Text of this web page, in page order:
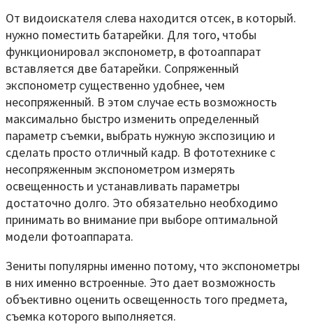
От видоискателя слева находится отсек, в который.
нужно поместить батарейки. Для того, чтобы
функционировал экспонометр, в фотоаппарат
вставляется две батарейки. Сопряженный
экспонометр существенно удобнее, чем
несопряженный. В этом случае есть возможность
максимально быстро изменить определенный
параметр съемки, выбрать нужную экспозицию и
сделать просто отличный кадр. В фототехнике с
несопряженным экспонометром измерять
освещенность и устанавливать параметры
достаточно долго. Это обязательно необходимо
принимать во внимание при выборе оптимальной
модели фотоаппарата.
Зениты популярны именно потому, что экспонометры
в них именно встроенные. Это дает возможность
объективно оценить освещенность того предмета,
съемка которого выполняется.